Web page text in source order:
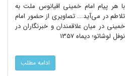
با هر پیام امام خمینی اقیانوس ملت به
تلاطم در می‌آید... تصاویری از حضور امام
خمینی در میان علاقمندان و خبرنگاران در
نوفل لوشاتو؛ دیماه 1357
ادامه مطلب